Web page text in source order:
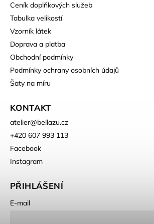
Ceník doplňkových služeb
Tabulka velikostí
Vzorník látek
Doprava a platba
Obchodní podmínky
Podmínky ochrany osobních údajů
Šaty na míru
KONTAKT
atelier@bellazu.cz
+420 607 993 113
Facebook
Instagram
PŘIHLÁŠENÍ
E-mail